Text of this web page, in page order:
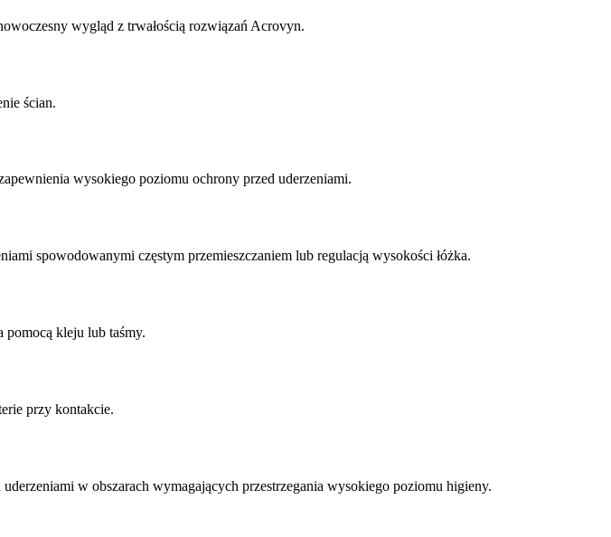
wygląd z trwałością rozwiązań Acrovyn.
ścian.
wysokiego poziomu ochrony przed uderzeniami.
spowodowanymi częstym przemieszczaniem lub regulacją wysokości łóżka.
pomocą kleju lub taśmy.
przy kontakcie.
w obszarach wymagających przestrzegania wysokiego poziomu higieny.